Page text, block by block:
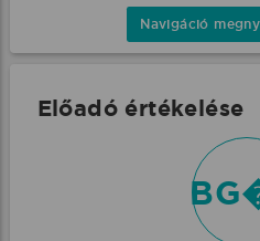
Navigáció
Előadó értékelése